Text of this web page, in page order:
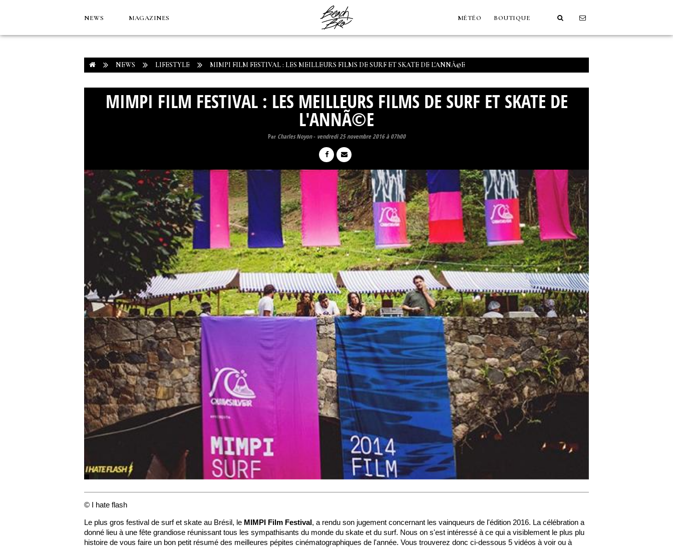
NEWS MAGAZINES MÉTÉO BOUTIQUE
NEWS LIFESTYLE MIMPI FILM FESTIVAL : LES MEILLEURS FILMS DE SURF ET SKATE DE L'ANNÃ©E
MIMPI FILM FESTIVAL : LES MEILLEURS FILMS DE SURF ET SKATE DE
L'ANNÃ©E
Par Charles Noyon- vendredi 25 novembre 2016 à 07h00
© I hate flash
Le plus gros festival de surf et skate au Brésil, le MIMPI Film Festival, a rendu son jugement concernant les vainqueurs de l'édition 2016. La célébration a
donné lieu à une fête grandiose réunissant tous les sympathisants du monde du skate et du surf. Nous on s'est intéressé à ce qui a visiblement le plus plu
histoire de vous faire un bon petit résumé des meilleures pépites cinématographiques de l'année. Vous trouverez donc ci-dessous 5 vidéos à voir ou à